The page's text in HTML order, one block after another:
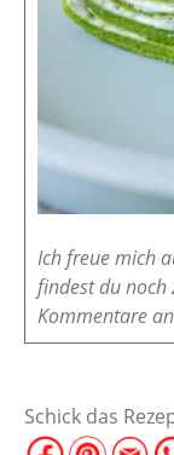
Ich freue mich
findest du
Kommentare
Schick das